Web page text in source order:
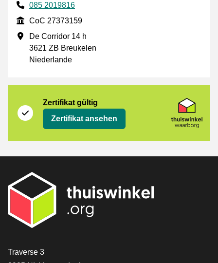
Phone number
085 2019816
CoC
CoC 27373159
Geschäftsadresse
De Corridor 14 h
3621 ZB Breukelen
Niederlande
Zertifikat gültig
Zertifikat ansehen
[_General:Contact]
Traverse 3